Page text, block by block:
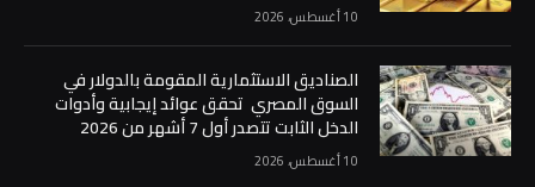
10 أغسطس، 2026
الصناديق الاستثمارية المقومة بالدولار في
السوق المصري تحقق عوائد إيجابية وأدوات
الدخل الثابت تتصدر أول 7 أشهر من 2026
10 أغسطس، 2026